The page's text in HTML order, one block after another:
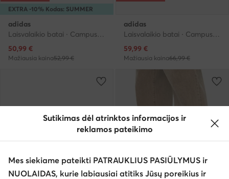
EXTRA -10% Kodas: SUMMER
adidas
Laisvalaikio batai · Campus · Raudona
Dabartinė kaina
50,99 €
Mažiausia kaina52,99 €
adidas
Laisvalaikio batai · Campus · Žalia
Dabartinė kaina
59,99 €
Mažiausia kaina66,99 €
Sutikimas dėl atrinktos informacijos ir
reklamos pateikimo
Mes siekiame pateikti PATRAUKLIUS PASIŪLYMUS ir
NUOLAIDAS, kurie labiausiai atitiks Jūsų poreikius ir